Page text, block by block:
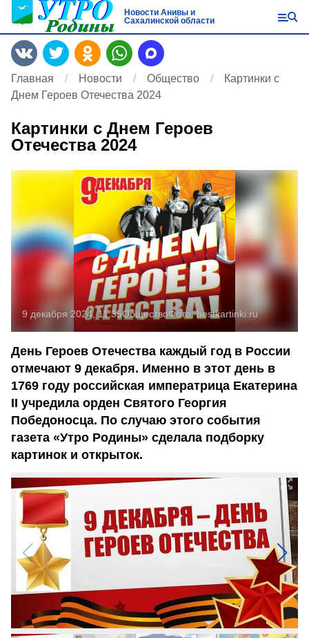
Новости Анивы и
Сахалинской области
Главная Новости Общество
Картинки с
Днем Героев Отечества 2024
Картинки с Днем Героев
Отечества 2024
9 декабря 2024, 11:35ОбществоФото:bestkartinki.ru
День Героев Отечества каждый год в России
отмечают 9 декабря. Именно в этот день в
1769 году российская императрица Екатерина
II учредила орден Святого Георгия
Победоносца. По случаю этого события
газета «Утро Родины» сделала подборку
картинок и открыток.